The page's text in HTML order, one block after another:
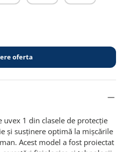
oferta
1 din clasele de protecţie
şi susţinere optimă la mişcările
Acest model a fost proiectat